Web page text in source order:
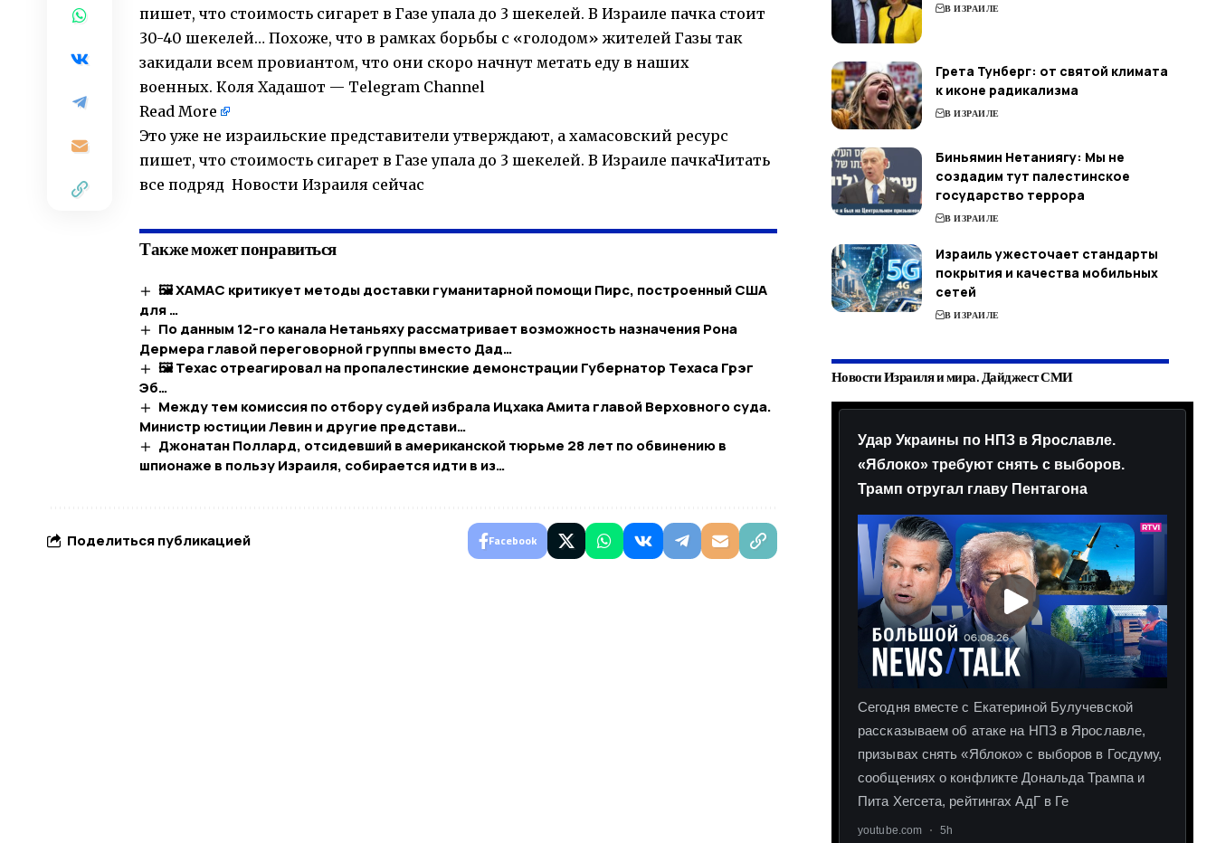
пишет, что стоимость сигарет в Газе упала до 3 шекелей. В Израиле пачка стоит
30-40 шекелей… Похоже, что в рамках борьбы с «голодом» жителей Газы так
закидали всем провиантом, что они скоро начнут метать еду в наших
военных. Коля Хадашот — Telegram Channel
Read More
Это уже не израильские представители утверждают, а хамасовский ресурс
пишет, что стоимость сигарет в Газе упала до 3 шекелей. В Израиле пачкаЧитать
все подряд Новости Израиля сейчас
Также может понравиться
🖼 ХАМАС критикует методы доставки гуманитарной помощи Пирс, построенный США
для …
По данным 12-го канала Нетаньяху рассматривает возможность назначения Рона
Дермера главой переговорной группы вместо Дад…
🖼 Техас отреагировал на пропалестинские демонстрации Губернатор Техаса Грэг
Эб…
Между тем комиссия по отбору судей избрала Ицхака Амита главой Верховного суда.
Министр юстиции Левин и другие представи…
Джонатан Поллард, отсидевший в американской тюрьме 28 лет по обвинению в
шпионаже в пользу Израиля, собирается идти в из…
Поделиться публикацией Facebook
В ИЗРАИЛЕ
Грета Тунберг: от святой климата
к иконе радикализма
В ИЗРАИЛЕ
Биньямин Нетаниягу: Мы не
создадим тут палестинское
государство террора
В ИЗРАИЛЕ
Израиль ужесточает стандарты
покрытия и качества мобильных
сетей
В ИЗРАИЛЕ
Новости Израиля и мира. Дайджест СМИ